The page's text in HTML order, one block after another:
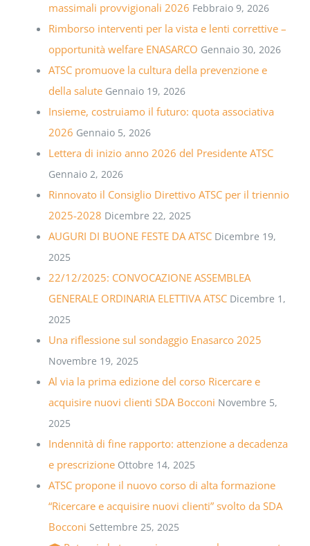
massimali provvigionali 2026 Febbraio 9, 2026
Rimborso interventi per la vista e lenti correttive –
opportunità welfare ENASARCO Gennaio 30, 2026
ATSC promuove la cultura della prevenzione e
della salute Gennaio 19, 2026
Insieme, costruiamo il futuro: quota associativa
2026 Gennaio 5, 2026
Lettera di inizio anno 2026 del Presidente ATSC
Gennaio 2, 2026
Rinnovato il Consiglio Direttivo ATSC per il triennio
2025-2028 Dicembre 22, 2025
AUGURI DI BUONE FESTE DA ATSC Dicembre 19,
2025
22/12/2025: CONVOCAZIONE ASSEMBLEA
GENERALE ORDINARIA ELETTIVA ATSC Dicembre 1,
2025
Una riflessione sul sondaggio Enasarco 2025
Novembre 19, 2025
Al via la prima edizione del corso Ricercare e
acquisire nuovi clienti SDA Bocconi Novembre 5,
2025
Indennità di fine rapporto: attenzione a decadenza
e prescrizione Ottobre 14, 2025
ATSC propone il nuovo corso di alta formazione
“Ricercare e acquisire nuovi clienti” svolto da SDA
Bocconi Settembre 25, 2025